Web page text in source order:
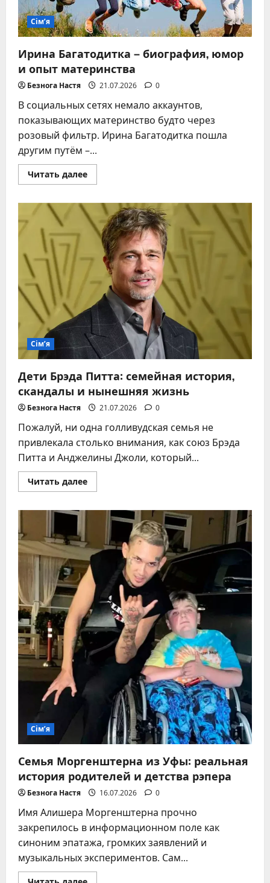
2026
году
Сім’я
Ирина Багатодитка – биография, юмор
и опыт материнства
Безнога Настя 21.07.2026 0
В социальных сетях немало аккаунтов,
показывающих материнство будто через
розовый фильтр. Ирина Багатодитка пошла
другим путём –...
Читать далееПрочитать
больше
Багатодитка
–
биография,
юмор
опыт
материнства
Сім’я
Дети Брэда Питта: семейная история,
скандалы и нынешняя жизнь
Безнога Настя 21.07.2026 0
Пожалуй, ни одна голливудская семья не
привлекала столько внимания, как союз Брэда
Питта и Анджелины Джоли, который...
Читать далееПрочитать
больше
Брэда
Питта:
история,
скандалы
и
нынешняя
жизнь
Сім’я
Семья Моргенштерна из Уфы: реальная
история родителей и детства рэпера
Безнога Настя 16.07.2026 0
Имя Алишера Моргенштерна прочно
закрепилось в информационном поле как
синоним эпатажа, громких заявлений и
музыкальных экспериментов. Сам...